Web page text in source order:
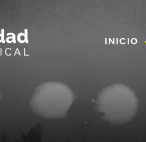
INICIO